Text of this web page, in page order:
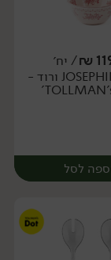
יח׳
₪/ יח׳
קערה JOSEPHINE ורוד -
לסל